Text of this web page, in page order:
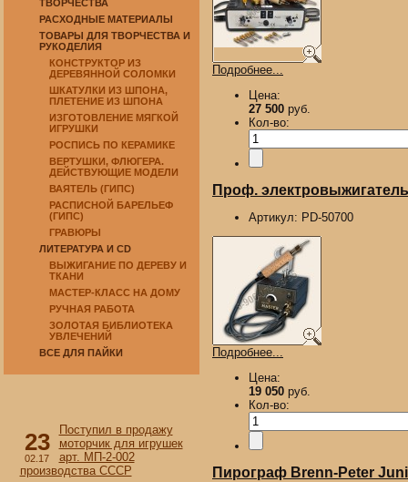
ТВОРЧЕСТВА
РАСХОДНЫЕ МАТЕРИАЛЫ
ТОВАРЫ ДЛЯ ТВОРЧЕСТВА И
РУКОДЕЛИЯ
КОНСТРУКТОР ИЗ
ДЕРЕВЯННОЙ СОЛОМКИ
ШКАТУЛКИ ИЗ ШПОНА,
ПЛЕТЕНИЕ ИЗ ШПОНА
ИЗГОТОВЛЕНИЕ МЯГКОЙ
ИГРУШКИ
РОСПИСЬ ПО КЕРАМИКЕ
ВЕРТУШКИ, ФЛЮГЕРА.
ДЕЙСТВУЮЩИЕ МОДЕЛИ
ВАЯТЕЛЬ (ГИПС)
РАСПИСНОЙ БАРЕЛЬЕФ
(ГИПС)
ГРАВЮРЫ
ЛИТЕРАТУРА И CD
ВЫЖИГАНИЕ ПО ДЕРЕВУ И
ТКАНИ
МАСТЕР-КЛАСС НА ДОМУ
РУЧНАЯ РАБОТА
ЗОЛОТАЯ БИБЛИОТЕКА
УВЛЕЧЕНИЙ
ВСЕ ДЛЯ ПАЙКИ
23
02.17
Поступил в продажу
моторчик для игрушек
арт. МП-2-002
производства СССР
Подробнее...
Цена:
27 500 руб.
Кол-во:
Проф.
Артикул: PD-50700
Подробнее...
Цена:
19 050 руб.
Кол-во:
Пирограф Brenn-Peter